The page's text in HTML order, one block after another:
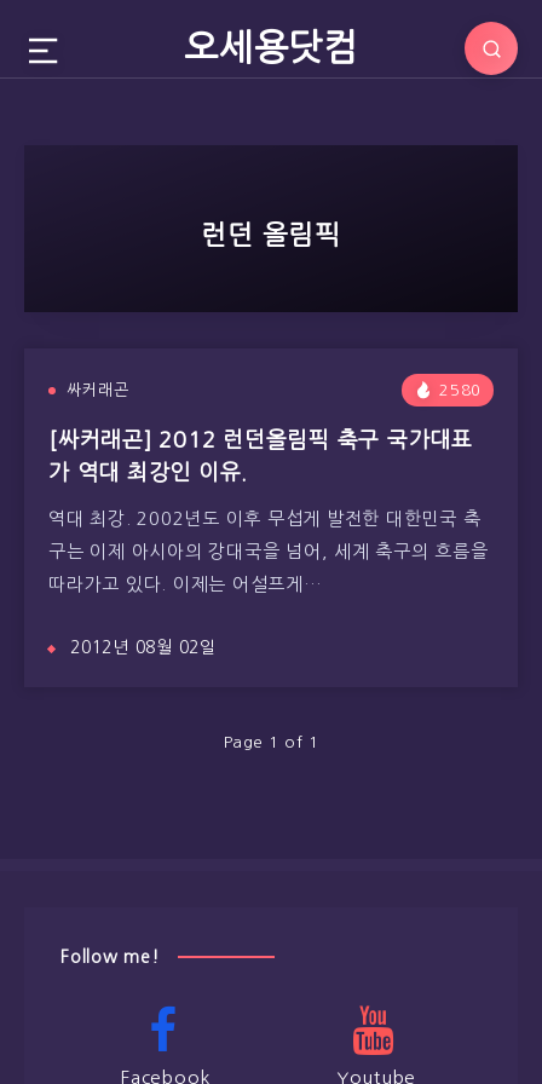
오세용닷컴
런던 올림픽
싸커래곤 2580
[싸커래곤] 2012 런던올림픽 축구 국가대표
가 역대 최강인 이유.
역대 최강. 2002년도 이후 무섭게 발전한 대한민국 축
구는 이제 아시아의 강대국을 넘어, 세계 축구의 흐름을
따라가고 있다. 이제는 어설프게…
2012년 08월 02일
Page 1 of 1
Follow me!
Facebook Youtube